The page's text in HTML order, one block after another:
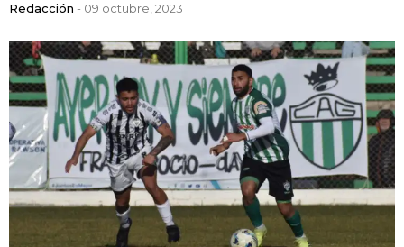
Redacción - 09 octubre, 2023